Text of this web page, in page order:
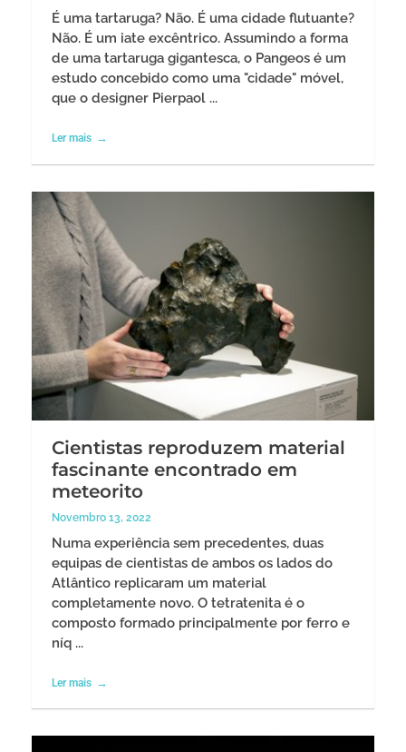
É uma tartaruga? Não. É uma cidade flutuante?
Não. É um iate excêntrico. Assumindo a forma
de uma tartaruga gigantesca, o Pangeos é um
estudo concebido como uma "cidade" móvel,
que o designer Pierpaol ...
Ler mais
Cientistas reproduzem material
fascinante encontrado em
meteorito
Novembro 13, 2022
Numa experiência sem precedentes, duas
equipas de cientistas de ambos os lados do
Atlântico replicaram um material
completamente novo. O tetratenita é o
composto formado principalmente por ferro e
níq ...
Ler mais